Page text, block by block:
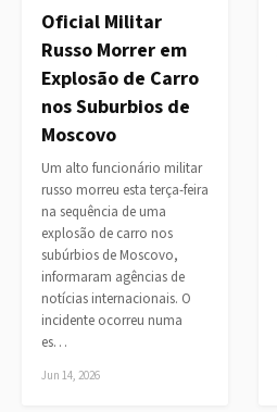
Oficial Militar
Russo Morrer em
Explosão de Carro
nos Suburbios de
Moscovo
Um alto funcionário militar
russo morreu esta terça-feira
na sequência de uma
explosão de carro nos
subúrbios de Moscovo,
informaram agências de
notícias internacionais. O
incidente ocorreu numa
es…
Jun 14, 2026